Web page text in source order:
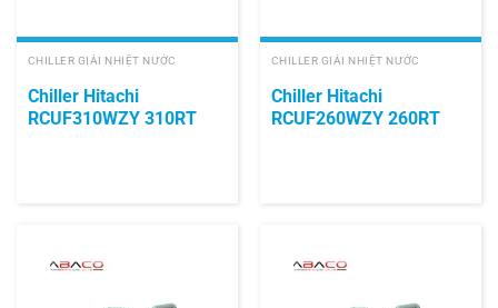
CHILLER GIẢI NHIỆT NƯỚC
Chiller Hitachi
RCUF310WZY 310RT
CHILLER GIẢI NHIỆT NƯỚC
Chiller Hitachi
RCUF260WZY 260RT